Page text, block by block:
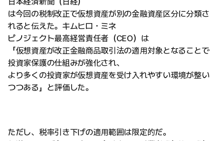
は今回の税制改正で仮想資産が別の金融資産区分に分類さ
れると伝えた。キムヒロ・ミネ
ピノジェクト最高経営責任者（CEO）は
「仮想資産が改正金融商品取引法の適用対象となることで
投資家保護の仕組みが強化され、
より多くの投資家が仮想資産を受け入れやすい環境が整い
つつある」と評価した。
ただし、税率引き下げの適用範囲は限定的だ。